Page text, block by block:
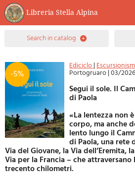
Libreria Stella Alpina
0Item(s) In Your Cart
Facebook
Create Account
search in catalog
-5%
Ediciclo|
Portogruaro|03/2026
Segui il sole. Il Cammino di san Francesco
di Paola
«La lentezza non è solo un ritmo del
corpo, ma anche
lento lungo il
di Paola, una
Via del Giovane, la Via dell’Eremita,
Via per la Francia – che
trecento chilometri.